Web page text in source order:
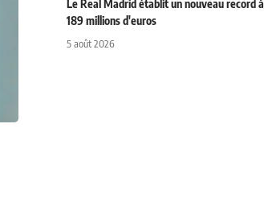
Le Real Madrid établit un nouveau record à
189 millions d'euros
5 août 2026